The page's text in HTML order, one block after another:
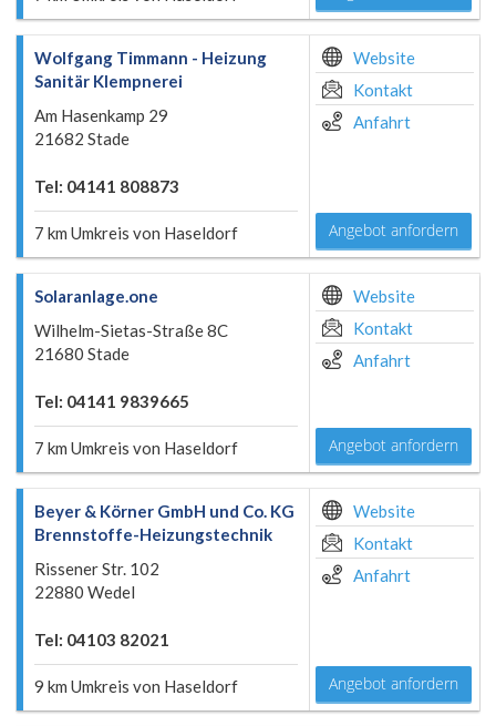
Wolfgang Timmann - Heizung
Sanitär Klempnerei
Am Hasenkamp 29
21682 Stade
Tel: 04141 808873
7 km Umkreis von Haseldorf
Website
Kontakt
Anfahrt
Angebot anfordern
Solaranlage.one
Wilhelm-Sietas-Straße 8C
21680 Stade
Tel: 04141 9839665
7 km Umkreis von Haseldorf
Website
Kontakt
Anfahrt
Angebot anfordern
Beyer & Körner GmbH und Co. KG
Brennstoffe-Heizungstechnik
Rissener Str. 102
22880 Wedel
Tel: 04103 82021
9 km Umkreis von Haseldorf
Website
Kontakt
Anfahrt
Angebot anfordern